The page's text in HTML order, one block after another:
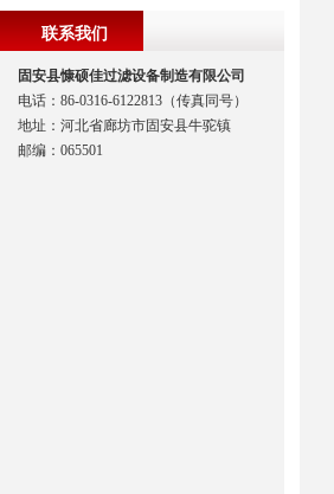
联系我们
固安县慷硕佳过滤设备制造有限公司
电话：86-0316-6122813（传真同号）
地址：河北省廊坊市固安县牛驼镇
邮编：065501